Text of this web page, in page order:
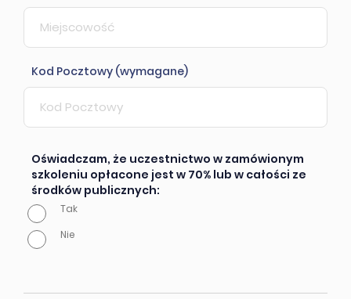
Kod Pocztowy (wymagane)
Oświadczam, że uczestnictwo w zamówionym
szkoleniu opłacone jest w 70% lub w całości ze
środków publicznych:
Tak
Nie